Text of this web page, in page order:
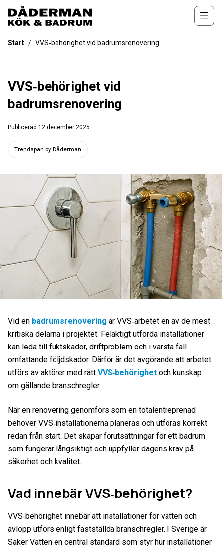
övergripande
förStart / VVS‑behörighet vid badrumsrenovering
VVS‑behörighet vid
badrumsrenovering
Publicerad 12 december 2025
Trendspan by Dåderman
Vid en badrumsrenovering är VVS‑arbetet en av de mest
kritiska delarna i projektet. Felaktigt utförda installationer
kan leda till fuktskador, driftproblem och i värsta fall
omfattande följdskador. Därför är det avgörande att arbetet
utförs av aktörer med rätt VVS‑behörighet och kunskap
om gällande branschregler.
När en renovering genomförs som en totalentreprenad
behöver VVS‑installationerna planeras och utföras korrekt
redan från start. Det skapar förutsättningar för ett badrum
som fungerar långsiktigt och uppfyller dagens krav på
säkerhet och kvalitet.
Vad innebär VVS‑behörighet?
VVS‑behörighet innebär att installationer för vatten och
avlopp utförs enligt fastställda branschregler. I Sverige är
Säker Vatten en central standard som styr hur installationer